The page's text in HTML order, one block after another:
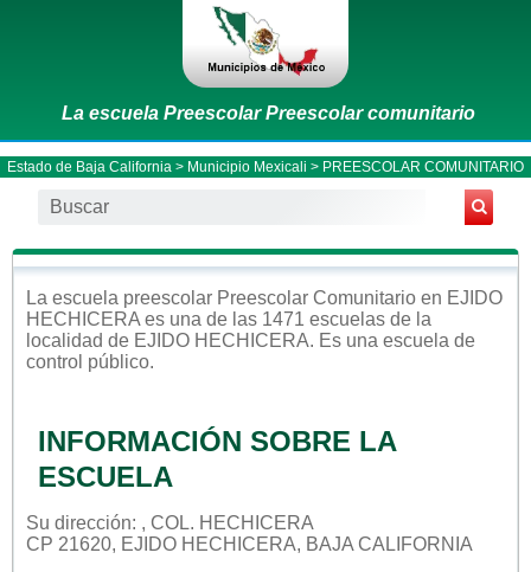
La escuela Preescolar Preescolar comunitario
Estado de Baja California > Municipio Mexicali > PREESCOLAR COMUNITARIO
La escuela preescolar Preescolar Comunitario en EJIDO
HECHICERA es una de las 1471 escuelas de la
localidad de EJIDO HECHICERA. Es una escuela de
control público.
INFORMACIÓN SOBRE LA
ESCUELA
Su dirección: , COL. HECHICERA
CP 21620, EJIDO HECHICERA, BAJA CALIFORNIA